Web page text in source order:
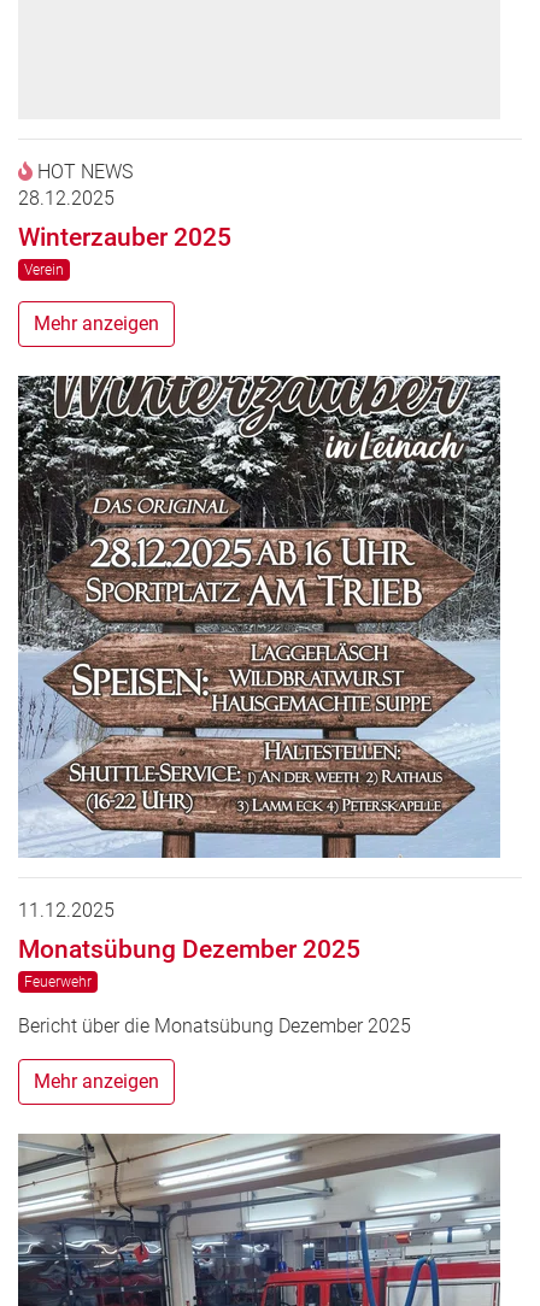
HOT NEWS
28.12.2025
Winterzauber 2025
Verein
Mehr anzeigen
11.12.2025
Monatsübung Dezember 2025
Feuerwehr
Bericht über die Monatsübung Dezember 2025
Mehr anzeigen